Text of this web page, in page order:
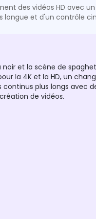
des vidéos HD avec
longue et d'un contrôle
et la scène de
la 4K et la HD, un
plus longs avec
de vidéos.